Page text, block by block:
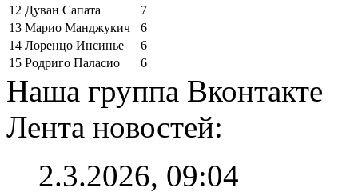
12 Дуван Сапата
7
13 Марио Манджукич
6
14 Лоренцо Инсинье
6
15 Родриго Паласио 6
Наша группа Вконтакте
Лента новостей:
2.3.2026, 09:04